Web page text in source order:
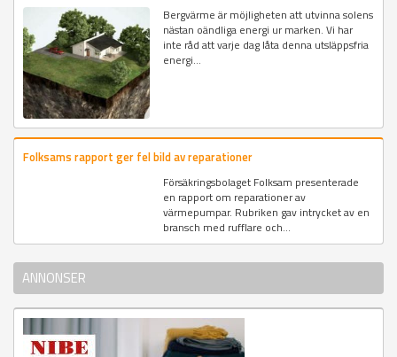
Bergvärme är möjligheten att utvinna solens
nästan oändliga energi ur marken. Vi har
inte råd att varje dag låta denna utsläppsfria
energi...
Folksams rapport ger fel bild av reparationer
Försäkringsbolaget Folksam presenterade
en rapport om reparationer av
värmepumpar. Rubriken gav intrycket av en
bransch med rufflare och...
ANNONSER